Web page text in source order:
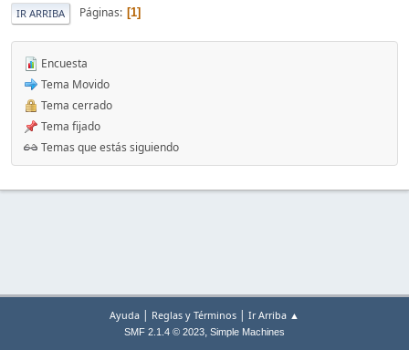
IR ARRIBA Páginas 1
Encuesta
Tema Movido
Tema cerrado
Tema fijado
Temas que estás siguiendo
Ayuda | Reglas y Términos | Ir Arriba ▲
SMF 2.1.4 © 2023, Simple Machines